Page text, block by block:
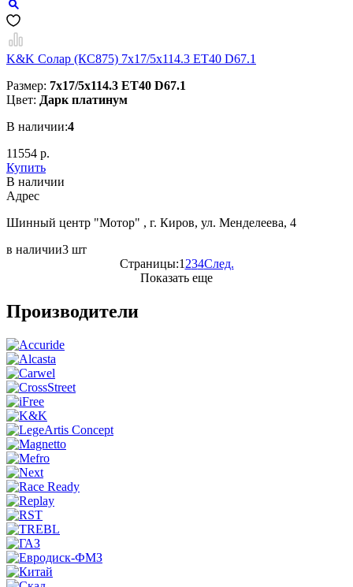
K&K Солар (КС875) 7x17/5x114.3 ET40 D67.1
Размер: 7x17/5x114.3 ET40 D67.1
Цвет: Дарк платинум
В наличии:4
11554 р.
Купить
В наличии
Aдрес
Шинный центр "Мотор" , г. Киров, ул. Менделеева, 4
в наличии3 шт
Страницы:1 234След.
Показать еще
Производители